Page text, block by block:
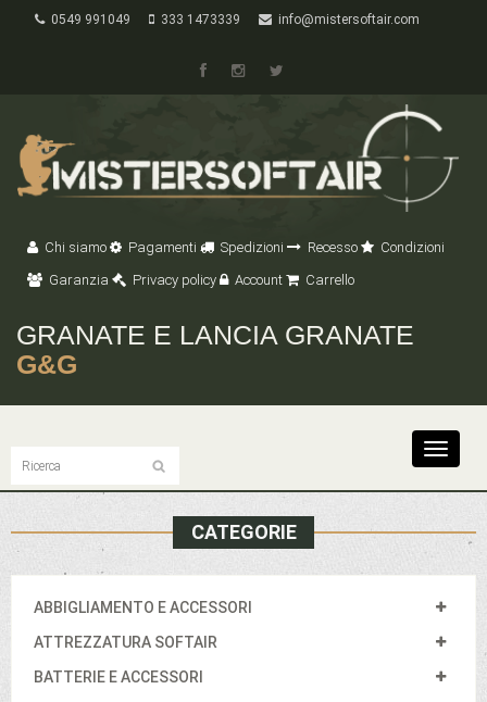
0549 991049 333 1473339 info@mistersoftair.com
Chi siamo Pagamenti Spedizioni Recesso
Condizioni
Garanzia
Privacy policy Account Carrello
GRANATE E LANCIA GRANATE
G&G
Toggle
CATEGORIE
ABBIGLIAMENTO E ACCESSORI
ATTREZZATURA SOFTAIR
BATTERIE E ACCESSORI